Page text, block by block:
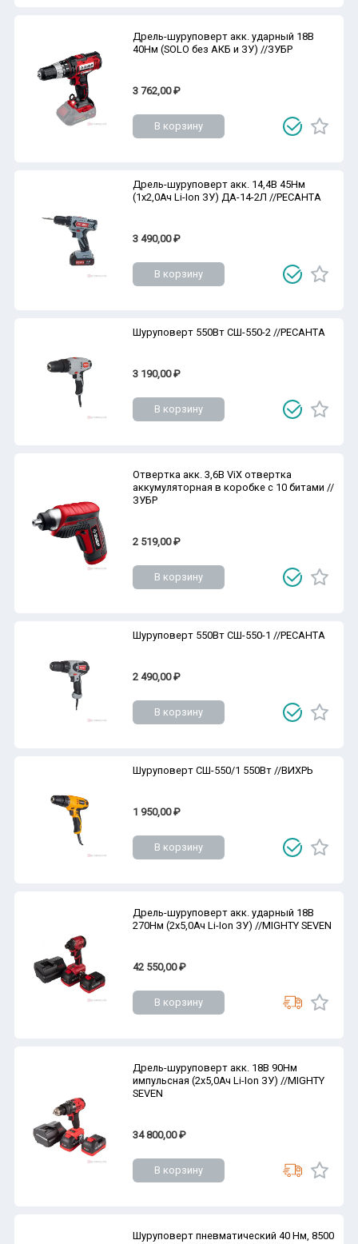
Дрель-шуруповерт акк. ударный 18В
40Нм (SOLO без АКБ и ЗУ) //ЗУБР
3 762,00 ₽
В корзину
Дрель-шуруповерт акк. 14,4В 45Нм
(1х2,0Ач Li-Ion ЗУ) ДА-14-2Л //РЕСАНТА
3 490,00 ₽
В корзину
Шуруповерт 550Вт СШ-550-2 //РЕСАНТА
3 190,00 ₽
В корзину
Отвертка акк. 3,6В ViX отвертка
аккумуляторная в коробке с 10 битами //
ЗУБР
2 519,00 ₽
В корзину
Шуруповерт 550Вт СШ-550-1 //РЕСАНТА
2 490,00 ₽
В корзину
Шуруповерт СШ-550/1 550Вт //ВИХРЬ
1 950,00 ₽
В корзину
Дрель-шуруповерт акк. ударный 18В
270Нм (2х5,0Ач Li-Ion ЗУ) //MIGHTY SEVEN
42 550,00 ₽
В корзину
Дрель-шуруповерт акк. 18В 90Нм
импульсная (2х5,0Ач Li-Ion ЗУ) //MIGHTY
SEVEN
34 800,00 ₽
В корзину
Шуруповерт пневматический 40 Нм, 8500